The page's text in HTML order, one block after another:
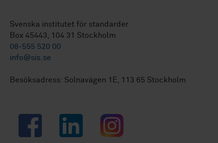
Svenska institutet för standarder
Box 45443, 104 31 Stockholm
08-555 520 00
info@sis.se
Besöksadress: Solnavägen 1E, 113 65 Stockholm
Facebook LinkedIn Instagram